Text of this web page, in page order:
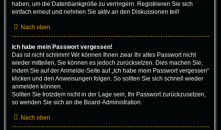
haben, um die Datenbankgröße zu verringern. Registrieren Sie sich
einfach erneut und nehmen Sie aktiv an den Diskussionen teil!
Nach oben
Ich habe mein Passwort vergessen!
Das ist nicht schlimm! Wir können Ihnen zwar Ihr altes Passwort nicht
wieder mitteilen, Sie können es jedoch zurücksetzen. Dies machen Sie,
indem Sie auf der Anmelde-Seite auf „Ich habe mein Passwort vergessen“
klicken und den Anweisungen folgen. So sollten Sie sich schnell wieder
anmelden können.
Sollten Sie trotzdem nicht in der Lage sein, Ihr Passwort zurückzusetzen,
so wenden Sie sich an die Board-Administration.
Nach oben